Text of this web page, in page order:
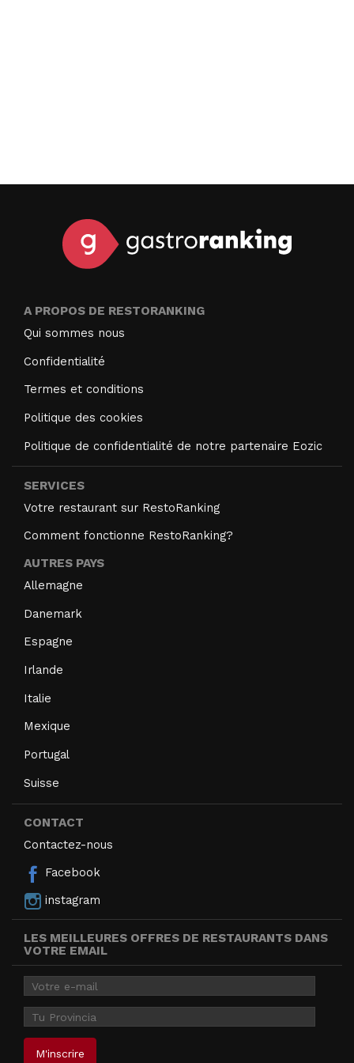
A PROPOS DE RESTORANKING
Qui sommes nous
Confidentialité
Termes et conditions
Politique des cookies
Politique de confidentialité de notre partenaire Eozic
SERVICES
Votre restaurant sur RestoRanking
Comment fonctionne RestoRanking?
AUTRES PAYS
Allemagne
Danemark
Espagne
Irlande
Italie
Mexique
Portugal
Suisse
CONTACT
Contactez-nous
Facebook
instagram
LES MEILLEURES OFFRES DE RESTAURANTS DANS
VOTRE EMAIL